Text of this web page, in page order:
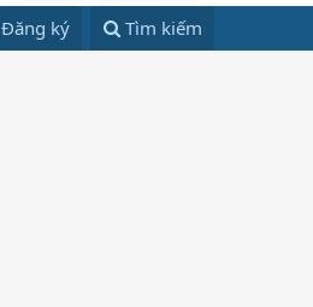
Đăng ký Tìm kiếm